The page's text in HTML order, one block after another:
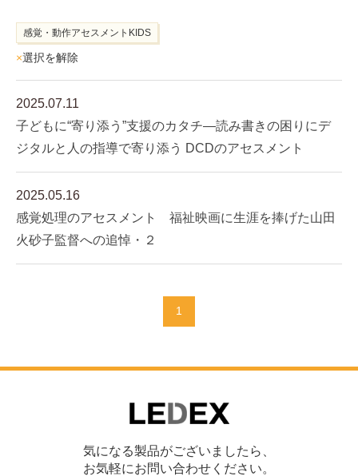
感覚・動作アセスメントKIDS
×選択を解除
2025.07.11
子どもに“寄り添う”支援のカタチ―読み書きの困りにデ
ジタルと人の指導で寄り添う DCDのアセスメント
2025.05.16
感覚処理のアセスメント 福祉映画に生涯を捧げた山田
火砂子監督への追悼・２
1
気になる製品がございましたら、
お気軽にお問い合わせください。